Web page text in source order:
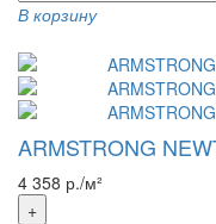
В корзину
ARMSTRONG
4 358 р./м²
+